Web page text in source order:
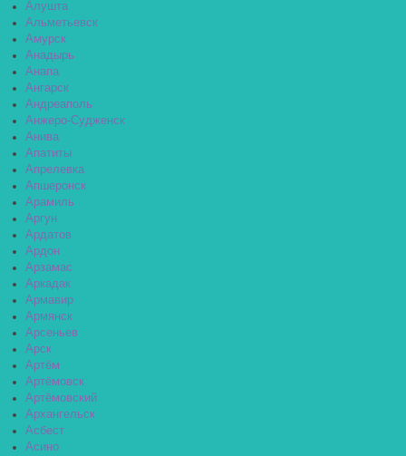
Алушта
Альметьевск
Амурск
Анадырь
Анапа
Ангарск
Андреаполь
Анжеро-Судженск
Анива
Апатиты
Апрелевка
Апшеронск
Арамиль
Аргун
Ардатов
Ардон
Арзамас
Аркадак
Армавир
Армянск
Арсеньев
Арск
Артём
Артёмовск
Артёмовский
Архангельск
Асбест
Асино